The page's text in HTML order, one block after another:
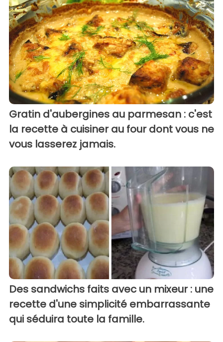
Gratin d'aubergines au parmesan : c'est
la recette à cuisiner au four dont vous ne
vous lasserez jamais.
Des sandwichs faits avec un mixeur : une
recette d'une simplicité embarrassante
qui séduira toute la famille.